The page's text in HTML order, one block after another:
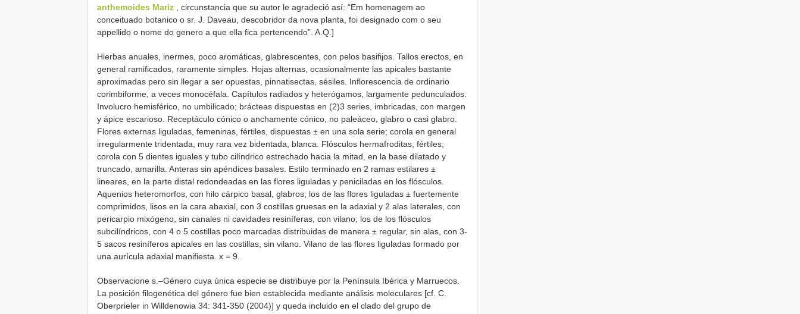
anthemoides Mariz , circunstancia que su autor le agradeció así: “Em homenagem ao
conceituado botanico o sr. J. Daveau, descobridor da nova planta, foi designado com o seu
appellido o nome do genero a que ella fica pertencendo”. A.Q.]
Hierbas anuales, inermes, poco aromáticas, glabrescentes, con pelos basifijos. Tallos erectos, en
general ramificados, raramente simples. Hojas alternas, ocasionalmente las apicales bastante
aproximadas pero sin llegar a ser opuestas, pinnatisectas, sésiles. Inflorescencia de ordinario
corimbiforme, a veces monocéfala. Capítulos radiados y heterógamos, largamente pedunculados.
Involucro hemisférico, no umbilicado; brácteas dispuestas en (2)3 series, imbricadas, con margen
y ápice escarioso. Receptáculo cónico o anchamente cónico, no paleáceo, glabro o casi glabro.
Flores externas liguladas, femeninas, fértiles, dispuestas ± en una sola serie; corola en general
irregularmente tridentada, muy rara vez bidentada, blanca. Flósculos hermafroditas, fértiles;
corola con 5 dientes iguales y tubo cilíndrico estrechado hacia la mitad, en la base dilatado y
truncado, amarilla. Anteras sin apéndices basales. Estilo terminado en 2 ramas estilares ±
lineares, en la parte distal redondeadas en las flores liguladas y peniciladas en los flósculos.
Aquenios heteromorfos, con hilo cárpico basal, glabros; los de las flores liguladas ± fuertemente
comprimidos, lisos en la cara abaxial, con 3 costillas gruesas en la adaxial y 2 alas laterales, con
pericarpio mixógeno, sin canales ni cavidades resiníferas, con vilano; los de los flósculos
subcilíndricos, con 4 o 5 costillas poco marcadas distribuidas de manera ± regular, sin alas, con 3-
5 sacos resiníferos apicales en las costillas, sin vilano. Vilano de las flores liguladas formado por
una aurícula adaxial manifiesta. x = 9.
Observacione s.–Género cuya única especie se distribuye por la Península Ibérica y Marruecos.
La posición filogenética del género fue bien establecida mediante análisis moleculares [cf. C.
Oberprieler in Willdenowia 34: 341-350 (2004)] y queda incluido en el clado del grupo de